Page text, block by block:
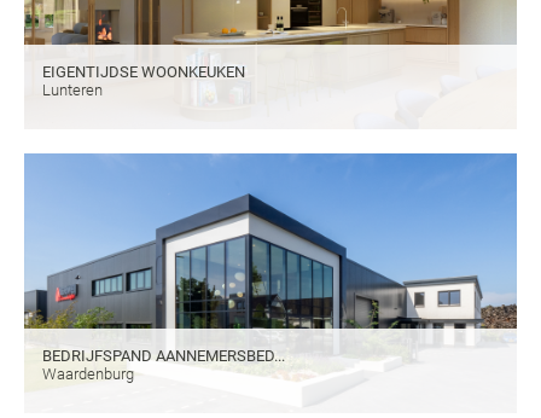
EIGENTIJDSE WOONKEUKEN
Lunteren
BEDRIJFSPAND AANNEMERSBED...
Waardenburg